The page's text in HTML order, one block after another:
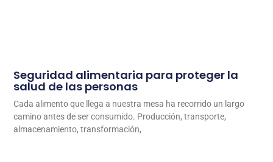
Seguridad alimentaria para proteger la
salud de las personas
Cada alimento que llega a nuestra mesa ha recorrido un largo
camino antes de ser consumido. Producción, transporte,
almacenamiento, transformación,